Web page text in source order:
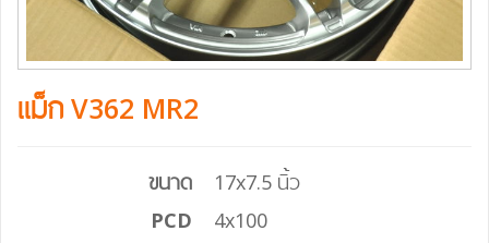
แม็ก V362 MR2
ขนาด
17x7.5 นิ้ว
PCD
4x100